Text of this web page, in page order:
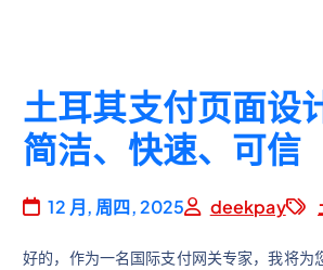
土耳其支付页面设
简洁、快速、可信
12 月, 周四, 2025 deekpay
好的，作为一名国际支付网关专家，我将为